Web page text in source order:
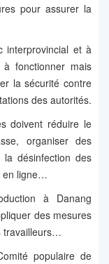
pour assurer la
interprovincial et à
à fonctionner mais
la sécurité contre
des autorités.
doivent réduire le
organiser des
désinfection des
en ligne…
à Danang
des mesures
travailleurs…
populaire de